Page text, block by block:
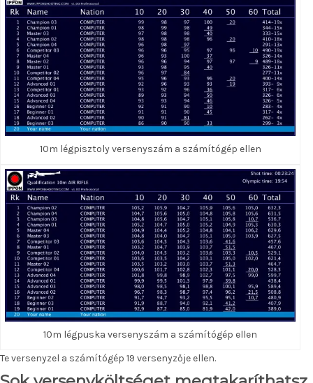
10m légpisztoly versenyszám a számítógép ellen
10m légpuska versenyszám a számítógép ellen
Te versenyzel a számítógép 19 versenyzője ellen.